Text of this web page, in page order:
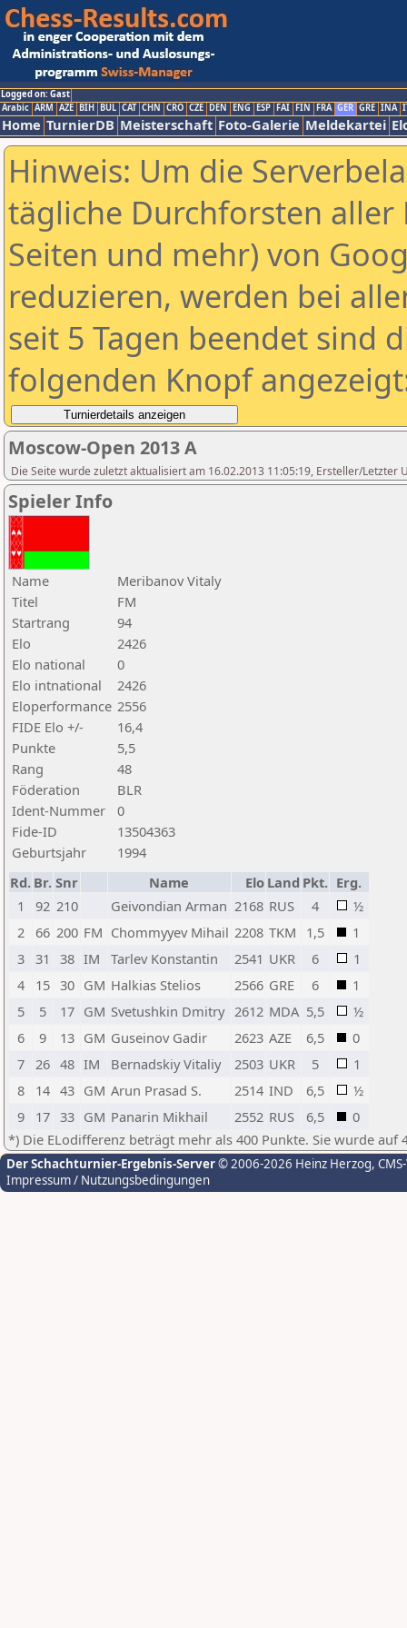
Logged on: Gast
Arabic ARM AZE BIH BUL CAT CHN CRO CZE DEN ENG ESP FAI FIN FRA GER GRE INA
Home TurnierDB Meisterschaft Foto-Galerie Meldekartei
Hinweis: Um die
tägliche Durchforsten aller
Seiten und mehr) von
reduzieren, werden bei
seit 5 Tagen beendet sind
folgenden Knopf
Moscow-Open 2013 A
Die Seite wurde zuletzt aktualisiert am 16.02.2013 11:05:19, Ersteller/Letzter
Spieler Info
Name
Meribanov Vitaly
Titel
FM
Startrang
94
Elo
2426
Elo national
0
Elo intnational
2426
Eloperformance 2556
FIDE Elo +/-
16,4
Punkte
5,5
Rang
48
Föderation
BLR
Ident-Nummer
0
Fide-ID
13504363
Geburtsjahr
1994
Rd. Br. Snr Name Elo Land Pkt. Erg.
1
92 210 Geivondian Arman 2168 RUS 4
½
2
66 200 FM Chommyyev Mihail 2208 TKM 1,5
1
3
31 38 IM Tarlev Konstantin 2541 UKR 6
1
4
15 30 GM Halkias Stelios 2566 GRE 6
1
5
5 17 GM Svetushkin Dmitry 2612 MDA 5,5
½
6
9 13 GM Guseinov Gadir 2623 AZE 6,5
0
7
26 48 IM Bernadskiy Vitaliy 2503 UKR 5
1
8
14 43 GM Arun Prasad S. 2514 IND 6,5
½
9
17 33 GM Panarin Mikhail 2552 RUS 6,5
0
*) Die ELodifferenz beträgt mehr als 400 Punkte. Sie wurde auf
Der Schachturnier-Ergebnis-Server© 2006-2026 Heinz Herzog,
Impressum / Nutzungsbedingungen